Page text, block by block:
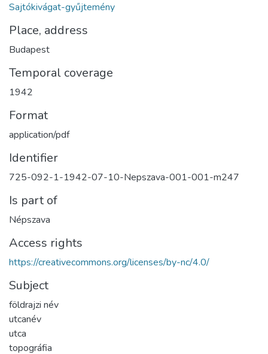
Sajtókivágat-gyűjtemény
Place, address
Budapest
Temporal coverage
1942
Format
application/pdf
Identifier
725-092-1-1942-07-10-Nepszava-001-001-m247
Is part of
Népszava
Access rights
https://creativecommons.org/licenses/by-nc/4.0/
Subject
földrajzi név
utcanév
utca
topográfia